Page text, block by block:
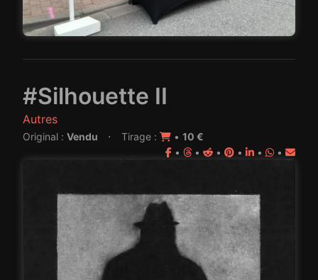
#Silhouette II
Autres
Original : Vendu · Tirage : • 10 €
•
• • • • •